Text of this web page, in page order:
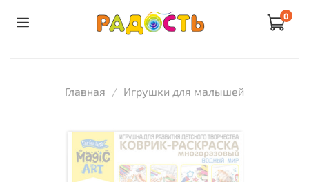
0
Главная Игрушки для малышей